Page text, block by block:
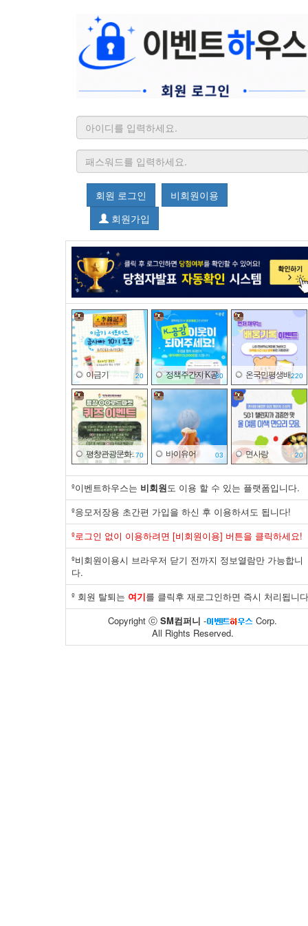
회원 로그인
비회원이용
회원가입
이금기 20 정책주간지 K공..80 온국민평생배..220
평창관광문화..70 바이유어 03 면사랑 20
일산병원 20 면사랑 10 공영쇼핑 100
º이벤트하우스는 비회원도 이용 할 수 있는 플랫폼입니다.
º응모저장용 초간편 가입을 하신 후 이용하셔도 됩니다!
º로그인 없이 이용하려면 [비회원이용] 버튼을 클릭하세요!
º비회원이용시 브라우저 닫기 전까지 정보열람만 가능합니
다.
º 회원 탈퇴는 여기를 클릭후 재로그인하면 즉시 처리됩니
Copyright ⓒ SM컴퍼니 -
Corp.
All Rights Reserved.